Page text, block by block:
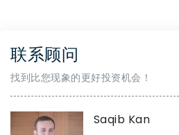
联系顾问
找到比您现象的更好投资机会！
Saqib Kan